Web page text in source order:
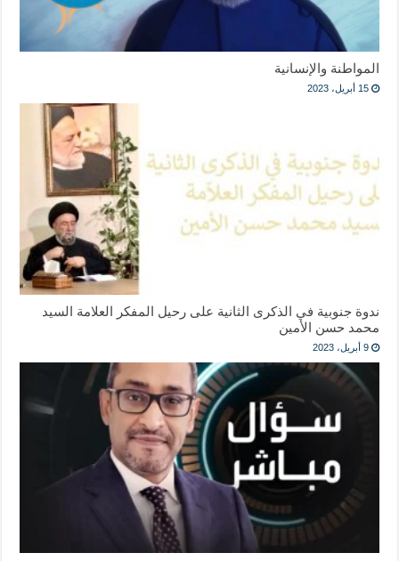
المواطنة والإنسانية
15 أبريل، 2023
ندوة جنوبية في الذكرى الثانية على رحيل المفكر العلامة السيد
محمد حسن الأمين
9 أبريل، 2023